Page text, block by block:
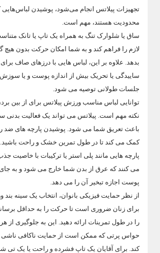
تجهیزات پیلاتس انجام می‌شود، پوشیدن
محدودیت هستند، مهم است.
ساق یا شلوارک تنگ به همراه یک تاپ یا تانک
لازم را فراهم کند و به شما امکان حرکت بدون هیچ
بدهد. علاوه بر این، لباس هایی با درزهای صاف برای
ساییدگی یا تحریک بیش از اندازه پوست و یا
جلسات طولانی توصیه می شود.
توانایی لباس مناسب ورزش پیلاتس برای از بین
نکته مهم است. پیلاتس می تواند یک فعالیت بدنی
باعث تعریق شما می شود. پوشیدن پارچه های ضد
کمک می کند تا در طول تمرین خشک و راحت باشید.
پارچه هایی مانند پلی استر یا ترکیبات با خاصیت
می کنند که عرق از بدن شما خارج می شود و به
پوست اجازه تبخیر آن را می دهد.
از نظر حمایت فیزیکی بانوان، انتخاب یک سینه
برای زنان ضروری است تا حرکت را به حداقل
را در طول تمرینات ارائه دهید. این به جلوگیری از هر
حواس پرتی که ممکن است از حمایت ناکافی
کند. برای آقایان یک تاپ فشرده و راحت یا یک